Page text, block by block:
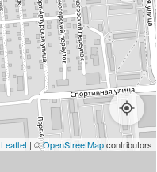
70
71
+
Leaflet| ©OpenStreetMapcontributors